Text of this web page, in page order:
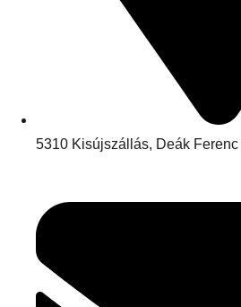
5310 Kisújszállás, Deák Ferenc